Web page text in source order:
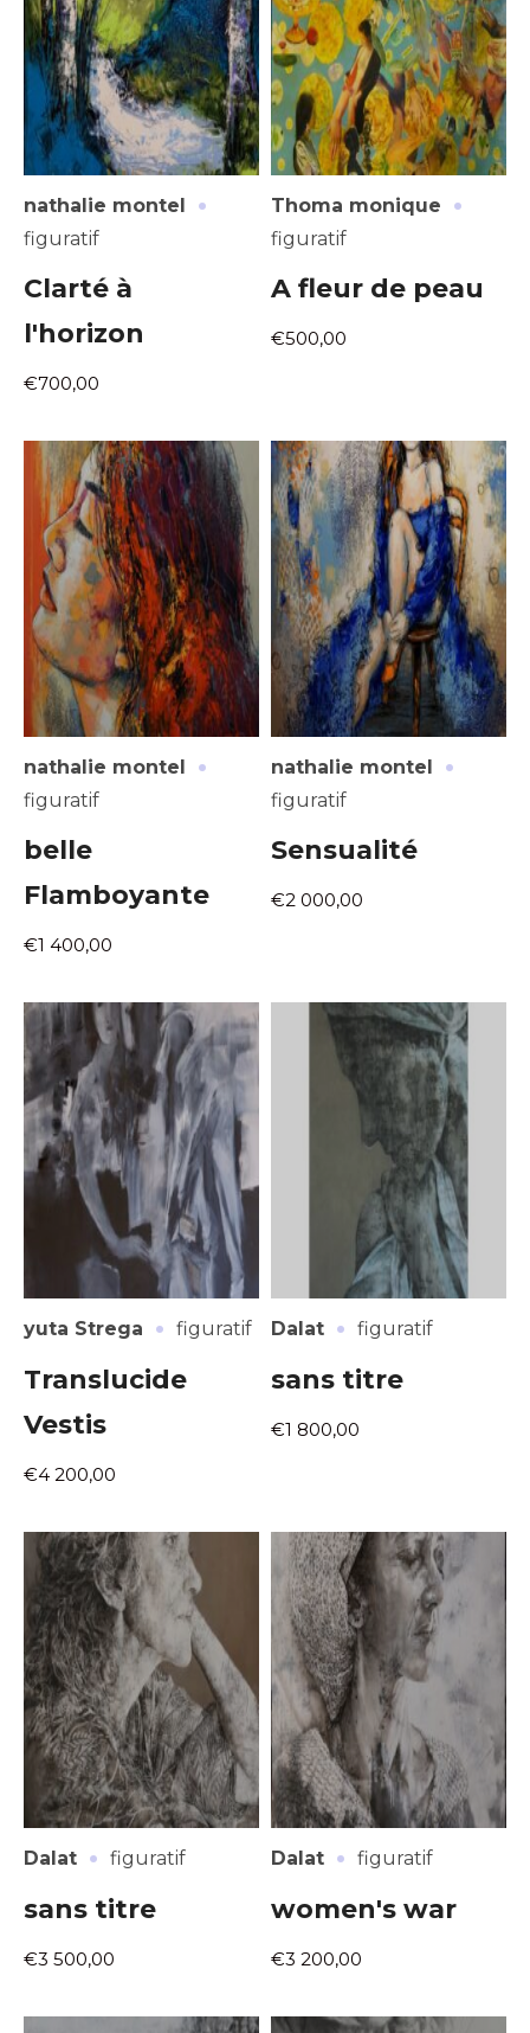
nathalie montel ·
figuratif
Clarté à
l'horizon
€700,00
Thoma monique ·
figuratif
A fleur de peau
€500,00
nathalie montel ·
figuratif
belle
Flamboyante
€1 400,00
nathalie montel ·
figuratif
Sensualité
€2 000,00
yuta Strega · figuratif
Translucide
Vestis
€4 200,00
Dalat · figuratif
sans titre
€1 800,00
Dalat · figuratif
sans titre
€3 500,00
Dalat · figuratif
women's war
€3 200,00